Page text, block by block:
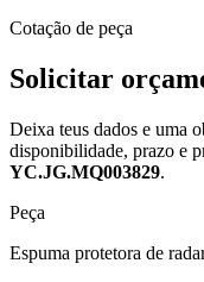
Cotação de peça
Solicitar
Deixa teus dados e uma
disponibilidade, prazo e
YC.JG.MQ003829.
Peça
Espuma protetora de